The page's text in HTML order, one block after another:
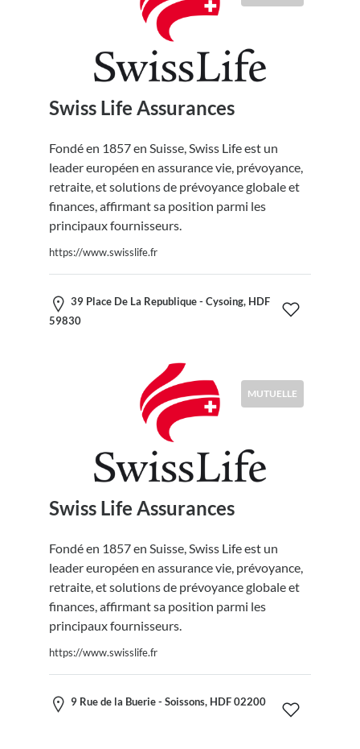
Swiss Life Assurances
Fondé en 1857 en Suisse, Swiss Life est un
leader européen en assurance vie, prévoyance,
retraite, et solutions de prévoyance globale et
finances, affirmant sa position parmi les
principaux fournisseurs.
https://www.swisslife.fr
39 Place De La Republique - Cysoing, HDF
59830
MUTUELLE
Swiss Life Assurances
Fondé en 1857 en Suisse, Swiss Life est un
leader européen en assurance vie, prévoyance,
retraite, et solutions de prévoyance globale et
finances, affirmant sa position parmi les
principaux fournisseurs.
https://www.swisslife.fr
9 Rue de la Buerie - Soissons, HDF 02200